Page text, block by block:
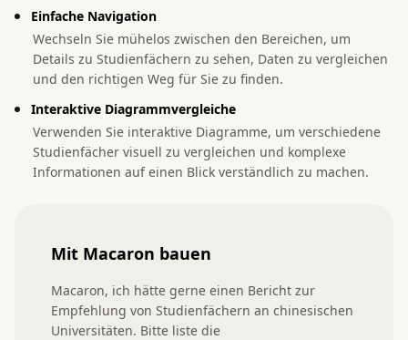
Einfache Navigation
Wechseln Sie mühelos zwischen den Bereichen, um
Details zu Studienfächern zu sehen, Daten zu vergleichen
und den richtigen Weg für Sie zu finden.
Interaktive Diagrammvergleiche
Verwenden Sie interaktive Diagramme, um verschiedene
Studienfächer visuell zu vergleichen und komplexe
Informationen auf einen Blick verständlich zu machen.
Mit Macaron bauen
Macaron, ich hätte gerne einen Bericht zur
Empfehlung von Studienfächern an chinesischen
Universitäten. Bitte liste die